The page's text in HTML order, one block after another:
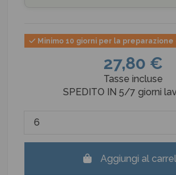
Minimo 10 giorni per la
27,80 €
Tasse incluse
SPEDITO IN 5/7 giorni
Aggiungi al